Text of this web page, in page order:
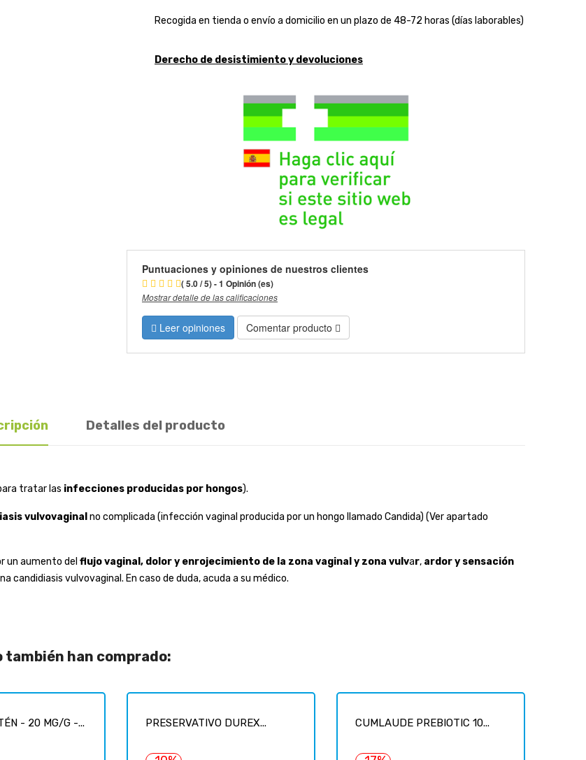
Recogida en tienda o envío a domicilio en un plazo de 48-72 horas (días laborables)
Derecho de desistimiento y devoluciones
Puntuaciones y opiniones de nuestros clientes
( 5.0 / 5) - 1 Opinión (es)
Mostrar detalle de las calificaciones
Leer opiniones Comentar producto
Detalles del producto
tratar las infecciones producidas por hongos).
vulvovaginal no complicada (infección vaginal producida por un hongo llamado Candida) (Ver apartado
un aumento del flujo vaginal, dolor y enrojecimiento de la zona vaginal y zona vulvar, ardor y sensación
candidiasis vulvovaginal. En caso de duda, acuda a su médico.
han comprado:
- 20 MG/G -... PRESERVATIVO DUREX... CUMLAUDE PREBIOTIC 10...